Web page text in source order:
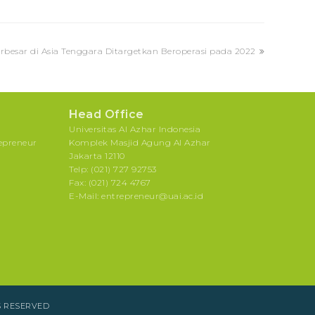
di Asia Tenggara Ditargetkan Beroperasi pada 2022
Head Office
Universitas Al Azhar Indonesia
Komplek Masjid Agung Al Azhar
Jakarta 12110
Telp: (021) 727 92753
Fax: (021) 724 4767
E-Mail: entrepreneur@uai.ac.id
RESERVED